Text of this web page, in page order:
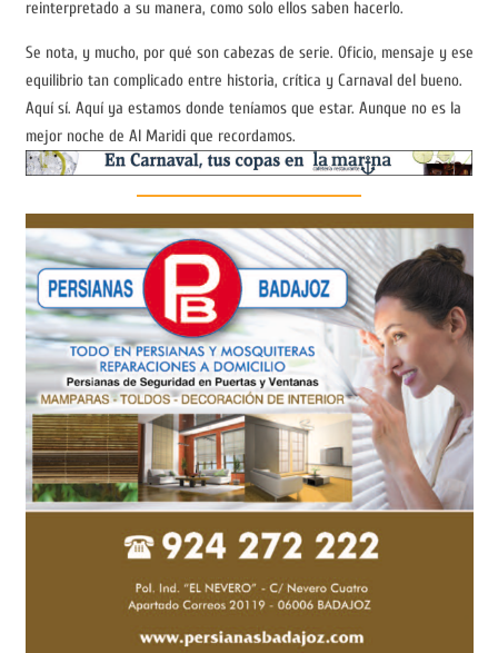
reinterpretado a su manera, como solo ellos saben hacerlo.
Se nota, y mucho, por qué son cabezas de serie. Oficio, mensaje y ese
equilibrio tan complicado entre historia, crítica y Carnaval del bueno.
Aquí sí. Aquí ya estamos donde teníamos que estar. Aunque no es la
mejor noche de Al Maridi que recordamos.